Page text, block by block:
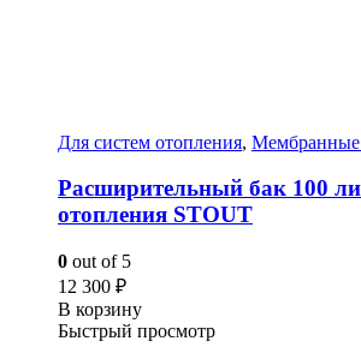
Для систем отопления, Мембранные
Расширительный бак 100
отопления STOUT
0 out of 5
12 300 ₽
В корзину
Быстрый просмотр